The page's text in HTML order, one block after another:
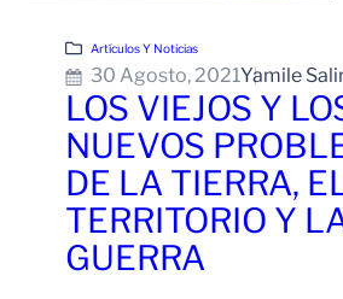
Artículos Y Noticias
30 Agosto, 2021Yamile
LOS VIEJOS Y
NUEVOS
DE LA TIERRA,
TERRITORIO Y
GUERRA